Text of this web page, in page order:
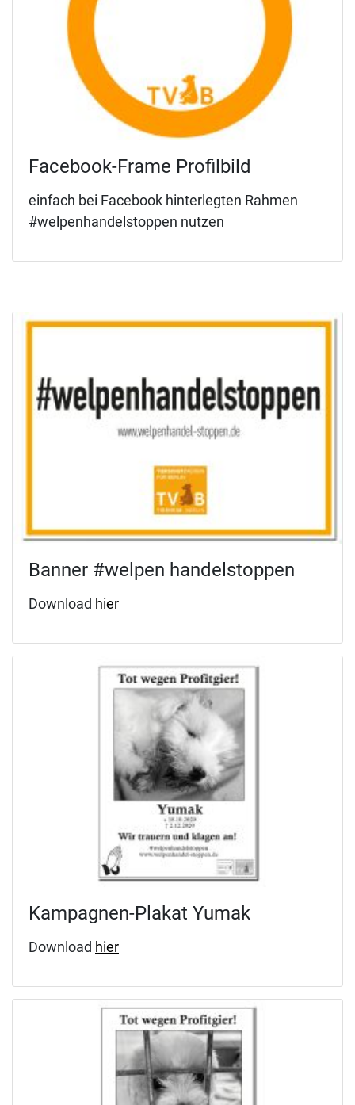
Facebook-Frame Profilbild
einfach bei Facebook hinterlegten Rahmen
#welpenhandelstoppen nutzen
Banner #welpen handelstoppen
Download hier
Kampagnen-Plakat Yumak
Download hier